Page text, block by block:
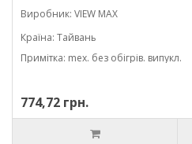
Виробник: VIEW MAX
Країна: Тайвань
Примітка: mex. без обігрів. випукл.
774,72 грн.